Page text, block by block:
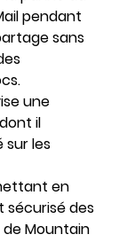
pendant
sans
une
il
les
en
des
Mountain